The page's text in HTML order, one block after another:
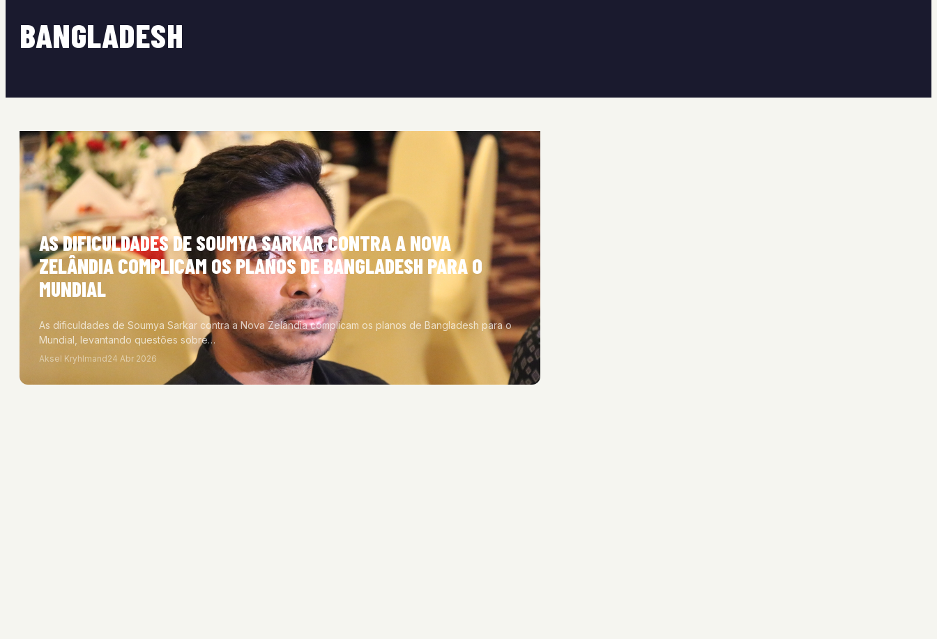
BANGLADESH
AS DIFICULDADES DE SOUMYA SARKAR CONTRA A NOVA
ZELÂNDIA COMPLICAM OS PLANOS DE BANGLADESH PARA O
MUNDIAL
As dificuldades de Soumya Sarkar contra a Nova Zelândia complicam os planos de Bangladesh para o
Mundial, levantando questões sobre…
Aksel Kryhlmand24 Abr 2026